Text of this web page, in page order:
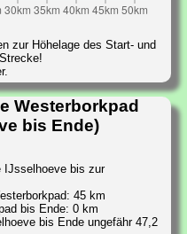
zur Höhelage des Start- und
Westerborkpad
bis Ende)
IJsselhoeve bis zur
45 km
bis Ende: 0 km
bis Ende ungefähr 47,2